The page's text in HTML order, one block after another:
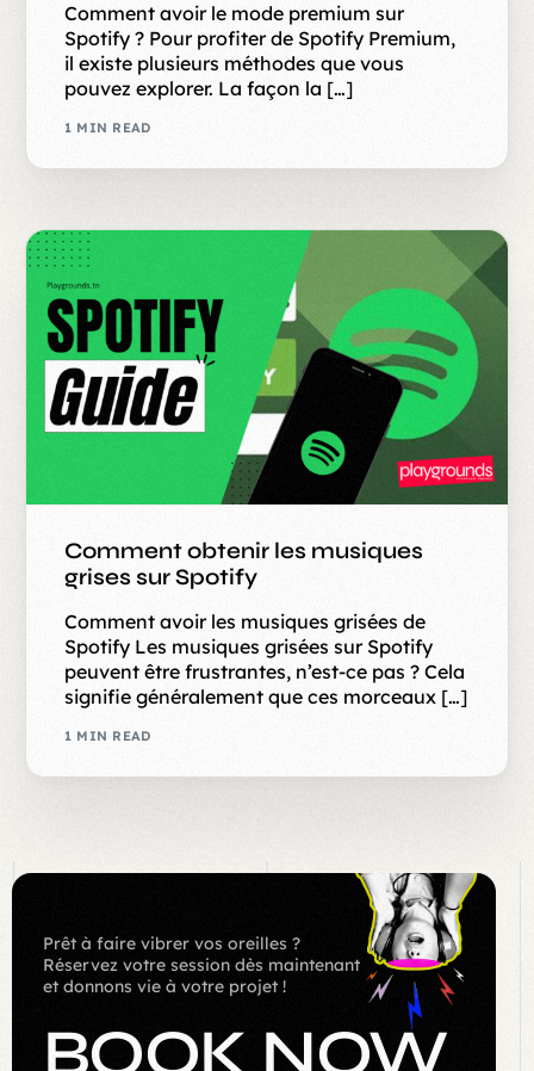
Comment avoir le mode premium sur
Spotify ? Pour profiter de Spotify Premium,
il existe plusieurs méthodes que vous
pouvez explorer. La façon la […]
1 MIN READ
Comment obtenir les musiques
grises sur Spotify
Comment avoir les musiques grisées de
Spotify Les musiques grisées sur Spotify
peuvent être frustrantes, n’est-ce pas ? Cela
signifie généralement que ces morceaux […]
1 MIN READ
Prêt à faire vibrer vos oreilles ?
Réservez votre session dès maintenant
et donnons vie à votre projet !
BOOK NOW